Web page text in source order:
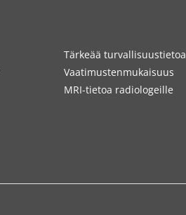
Tärkeää turvallisuustietoa
Vaatimustenmukaisuus
MRI-tietoa radiologeille